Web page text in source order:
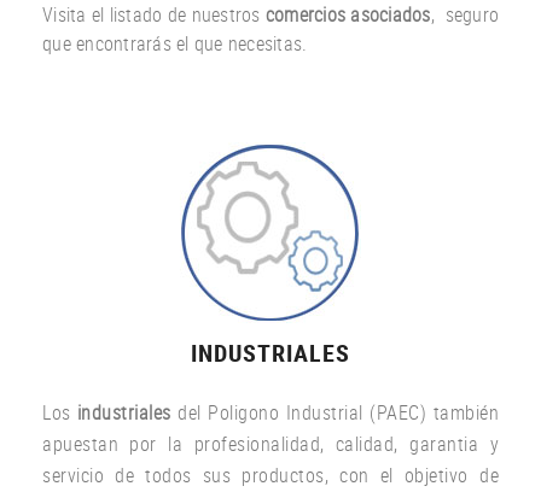
Visita el listado de nuestros comercios asociados, seguro
que encontrarás el que necesitas.
INDUSTRIALES
Los industriales del Poligono Industrial (PAEC) también
apuestan por la profesionalidad, calidad, garantia y
servicio de todos sus productos, con el objetivo de